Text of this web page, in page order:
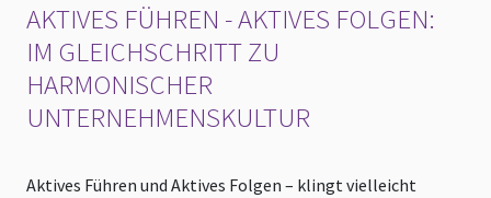
AKTIVES FÜHREN - AKTIVES FOLGEN:
IM GLEICHSCHRITT ZU
HARMONISCHER
UNTERNEHMENSKULTUR
Aktives Führen und Aktives Folgen – klingt vielleicht